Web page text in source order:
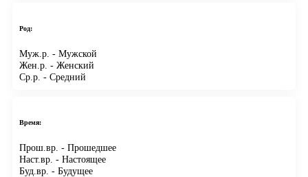
Род:
Муж.р. - Мужской
Жен.р. - Женский
Ср.р. - Средний
Время:
Прош.вр. - Прошедшее
Наст.вр. - Настоящее
Буд.вр. - Будущее